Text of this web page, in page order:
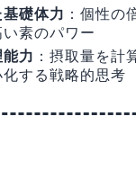
礎体力 ：個性の
素のパワー
能力 ：摂取量を計
化する戦略的思考